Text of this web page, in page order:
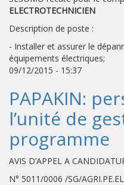
ELECTROTECHNICIEN
Description de poste :
- Installer et assurer le
équipements électriques;
09/12/2015 - 15:37
PAPAKIN:
l’unité de
programme
AVIS D’APPEL A
N° 5011/0006 /SG/